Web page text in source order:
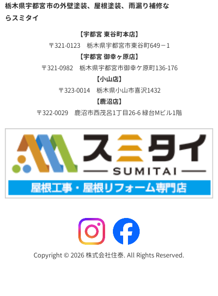
栃木県宇都宮市の外壁塗装、屋根塗装、雨漏り補修な
らスミタイ
【宇都宮 東谷町本店】
〒321-0123 栃木県宇都宮市東谷町649－1
【宇都宮 御幸ヶ原店】
〒321-0982 栃木県宇都宮市御幸ケ原町136-176
【小山店】
〒323-0014 栃木県小山市喜沢1432
【鹿沼店】
〒322-0029 鹿沼市西茂呂1丁目26-6 緑台Mビル1階
Copyright © 2026 株式会社住泰. All Rights Reserved.